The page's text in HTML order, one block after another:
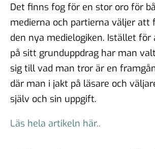
Det finns fog för en stor oro för
medierna och partierna väljer att
den nya medielogiken. Istället för
på sitt grunduppdrag har man
sig till vad man tror är en
där man i jakt på läsare och
själv och sin uppgift.
Läs hela artikeln här..